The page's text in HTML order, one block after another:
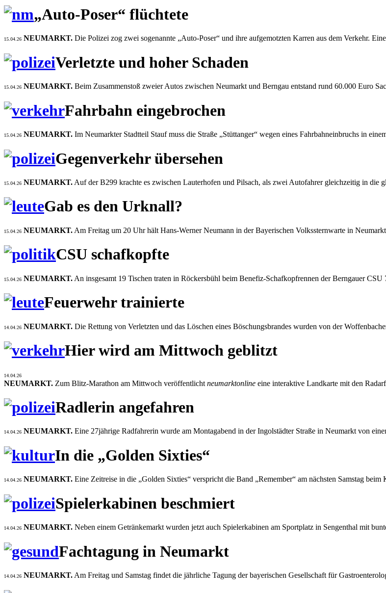
„Auto-Poser“ flüchtete
15.04.26 NEUMARKT. Die Polizei zog zwei sogenannte „Auto-Poser“ und ihre aufgemotzten Karren aus dem Verkehr.
Verletzte und hoher Schaden
15.04.26 NEUMARKT. Beim Zusammenstoß zweier Autos zwischen Neumarkt und Berngau entstand rund 60.000 Euro
Fahrbahn eingebrochen
15.04.26 NEUMARKT. Im Neumarkter Stadtteil Stauf muss die Straße „Stüttanger“ wegen eines Fahrbahneinbruchs in
Gegenverkehr übersehen
15.04.26 NEUMARKT. Auf der B299 krachte es zwischen Lauterhofen und Pilsach, als zwei Autofahrer gleichzeitig in die
Gab es den Urknall?
15.04.26 NEUMARKT. Am Freitag um 20 Uhr hält Hans-Werner Neumann in der Bayerischen Volkssternwarte in
CSU schafkopfte
15.04.26 NEUMARKT. An insgesamt 19 Tischen traten in Röckersbühl beim Benefiz-Schafkopfrennen der Berngauer CSU
Feuerwehr trainierte
14.04.26 NEUMARKT. Die Rettung von Verletzten und das Löschen eines Böschungsbrandes wurden von der
Hier wird am Mittwoch geblitzt
14.04.26
NEUMARKT. Zum Blitz-Marathon am Mittwoch veröffentlicht neumarktonline eine interaktive Landkarte mit den
Radlerin angefahren
14.04.26 NEUMARKT. Eine 27jährige Radfahrerin wurde am Montagabend in der Ingolstädter Straße in Neumarkt von
In die „Golden Sixties“
14.04.26 NEUMARKT. Eine Zeitreise in die „Golden Sixties“ verspricht die Band „Remember“ am nächsten Samstag
Spielerkabinen beschmiert
14.04.26 NEUMARKT. Neben einem Getränkemarkt wurden jetzt auch Spielerkabinen am Sportplatz in Sengenthal mit
Fachtagung in Neumarkt
14.04.26 NEUMARKT. Am Freitag und Samstag findet die jährliche Tagung der bayerischen Gesellschaft für